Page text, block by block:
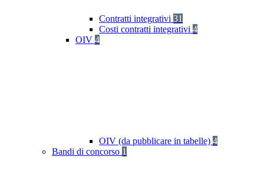
Contratti integrativi 31
Costi contratti integrativi 4
OIV 4
OIV (da pubblicare in tabelle) 4
Bandi di concorso 1